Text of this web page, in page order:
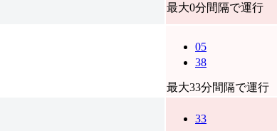
最大0分間隔で運行
05
38
最大33分間隔で運行
33